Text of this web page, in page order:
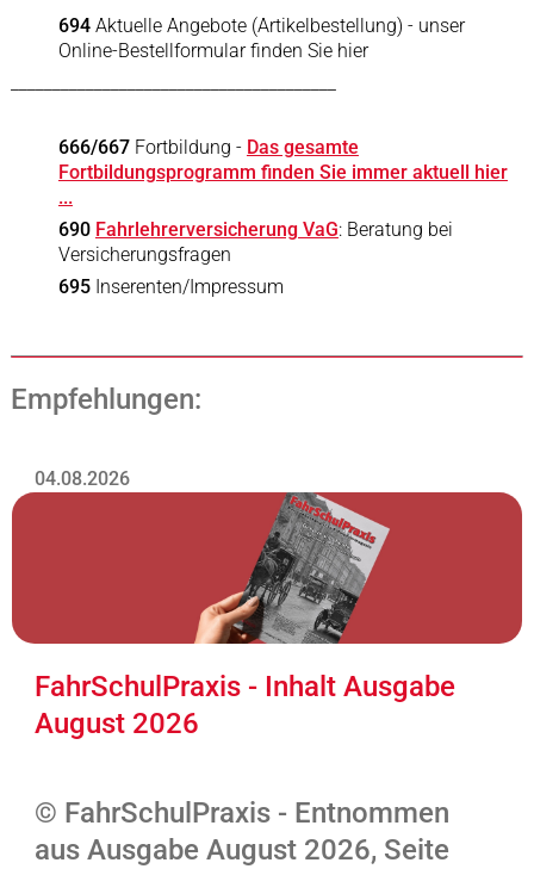
694 Aktuelle Angebote (Artikelbestellung) - unser
Online-Bestellformular finden Sie hier
666/667 Fortbildung - Das gesamte
Fortbildungsprogramm finden Sie immer aktuell hier
...
690 Fahrlehrerversicherung VaG: Beratung bei
Versicherungsfragen
695 Inserenten/Impressum
Empfehlungen:
04.08.2026
FahrSchulPraxis - Inhalt Ausgabe
August 2026
© FahrSchulPraxis - Entnommen
aus Ausgabe August 2026, Seite